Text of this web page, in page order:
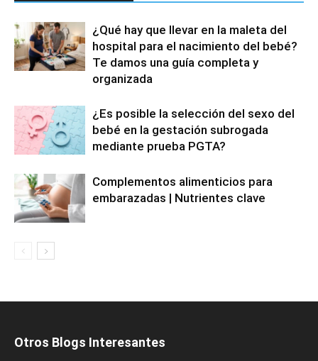
¿Qué hay que llevar en la maleta del
hospital para el nacimiento del bebé?
Te damos una guía completa y
organizada
¿Es posible la selección del sexo del
bebé en la gestación subrogada
mediante prueba PGTA?
Complementos alimenticios para
embarazadas | Nutrientes clave
Otros Blogs Interesantes